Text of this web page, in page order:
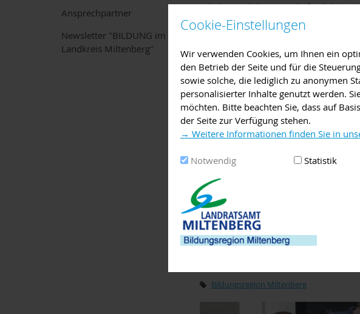
Cookie-Einstellungen
Wir verwenden Cookies, um Ihnen ein
den Betrieb der Seite und für die
sowie solche, die lediglich zu anonymen
personalisierter Inhalte genutzt werden.
möchten. Bitte beachten Sie, dass auf
der Seite zur Verfügung stehen.
→ Weitere Informationen finden Sie in
Notwendig Statistik
Ansprechpartner
Newsletter "BILDUNG im
Landkreis Miltenberg"
Schulen und der Wirtschaft stärken
in einem Unternehmen und teilweise
Ihre Zukunft sammeln und ihre
In Unterfranken werden folgende
· Sommerferien (Bewerbungsschluss
28.07. – 02.08. 2019, Mädchen für
· Sommerferien (Bewerbungsschluss
19.08. - 23.08.2019, Mädchen für
Eine Übersicht aller stattfindenden
Die Bewerbungsmodalitäten, Flyer
unter www.tezba.de.
Bildungsregion Miltenberg